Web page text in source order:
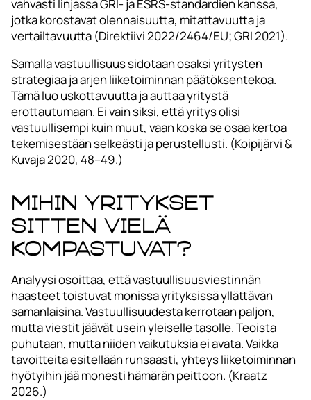
vahvasti linjassa GRI- ja ESRS-standardien kanssa,
jotka korostavat olennaisuutta, mitattavuutta ja
vertailtavuutta (Direktiivi 2022/2464/EU; GRI 2021).
Samalla vastuullisuus sidotaan osaksi yritysten
strategiaa ja arjen liiketoiminnan päätöksentekoa.
Tämä luo uskottavuutta ja auttaa yritystä
erottautumaan. Ei vain siksi, että yritys olisi
vastuullisempi kuin muut, vaan koska se osaa kertoa
tekemisestään selkeästi ja perustellusti. (Koipijärvi &
Kuvaja 2020, 48–49.)
Mihin yritykset
sitten vielä
kompastuvat?
Analyysi osoittaa, että vastuullisuusviestinnän
haasteet toistuvat monissa yrityksissä yllättävän
samanlaisina. Vastuullisuudesta kerrotaan paljon,
mutta viestit jäävät usein yleiselle tasolle. Teoista
puhutaan, mutta niiden vaikutuksia ei avata. Vaikka
tavoitteita esitellään runsaasti, yhteys liiketoiminnan
hyötyihin jää monesti hämärän peittoon. (Kraatz
2026.)